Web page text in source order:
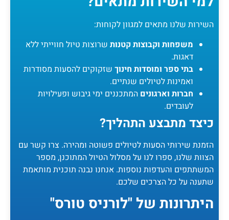
השירות שלנו מתאים למגוון לקוחות:
משפחות וקבוצות קטנות שרוצות טיול חווייתי ללא
דאגות.
בתי ספר ומוסדות חינוך שזקוקים להסעות מסודרות
ואמינות לטיולים שנתיים.
חברות וארגונים המתכננים ימי גיבוש ופעילויות
לעובדים.
כיצד מתבצע התהליך?
הזמנת שירותי הסעות לטיולים פשוטה ומהירה. צרו קשר עם
הצוות שלנו, ספרו לנו על מסלול הטיול המתוכנן, מספר
המשתתפים והעדפות נוספות. אנחנו נבנה תוכנית מותאמת
שתענה על כל הצרכים שלכם.
היתרונות של "לורניס טורס"